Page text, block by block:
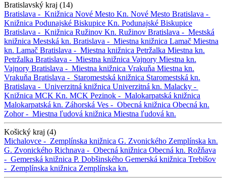
Bratislavský kraj (14)
Bratislava - Knižnica Nové Mesto Kn. Nové Mesto Bratislava -
Knižnica Podunajské Biskupice Kn. Podunajské Biskupice
Bratislava - Knižnica Ružinov Kn. Ružinov Bratislava - Mestská
knižnica Mestská kn. Bratislava - Miestna knižnica Lamač Miestna
kn. Lamač Bratislava - Miestna knižnica Petržalka Miestna kn.
Petržalka Bratislava - Miestna knižnica Vajnory Miestna kn.
Vajnory Bratislava - Miestna knižnica Vrakuňa Miestna kn.
Vrakuňa Bratislava - Staromestská knižnica Staromestská kn.
Bratislava - Univerzitná knižnica Univerzitná kn. Malacky -
Knižnica MCK Kn. MCK Pezinok - Malokarpatská knižnica
Malokarpatská kn. Záhorská Ves - Obecná knižnica Obecná kn.
Zohor - Miestna ľudová knižnica Miestna ľudová kn.
Košický kraj (4)
Michalovce - Zemplínska knižnica G. Zvonického Zemplínska kn.
G. Zvonického Richnava - Obecná knižnica Obecná kn. Rožňava
- Gemerská knižnica P. Dobšinského Gemerská knižnica Trebišov
- Zemplínska knižnica Zemplínska kn.